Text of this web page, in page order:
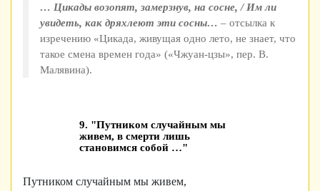
… Цикады возопят, замерзнув, на сосне, / Им ли
увидеть, как дряхлеют эти сосны… – отсылка к
изречению «Цикада, живущая одно лето, не знает, что
такое смена времен года» («Чжуан-цзы», пер. В.
Малявина).
9. "Путником случайным мы
живем, в смерти лишь
становимся собой …"
Путником случайным мы живем,